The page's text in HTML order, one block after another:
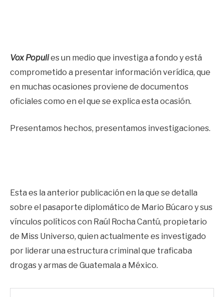
Vox Populies un medio que investiga a fondo y está
comprometido a presentar información verídica, que
en muchas ocasiones proviene de documentos
oficiales como en el que se explica esta ocasión.
Presentamos hechos, presentamos investigaciones.
Esta es la anterior publicación en la que se detalla
sobre el pasaporte diplomático de Mario Búcaro y sus
vínculos políticos con Raúl Rocha Cantú, propietario
de Miss Universo, quien actualmente es investigado
por liderar una estructura criminal que traficaba
drogas y armas de Guatemala a México.